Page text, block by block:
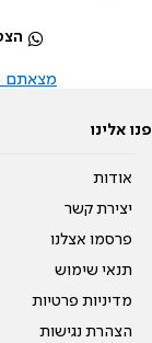
מצאתם
פנו אלינו
אודות
יצירת קשר
פרסמו אצלנו
תנאי שימוש
מדיניות פרטיות
הצהרת נגישות